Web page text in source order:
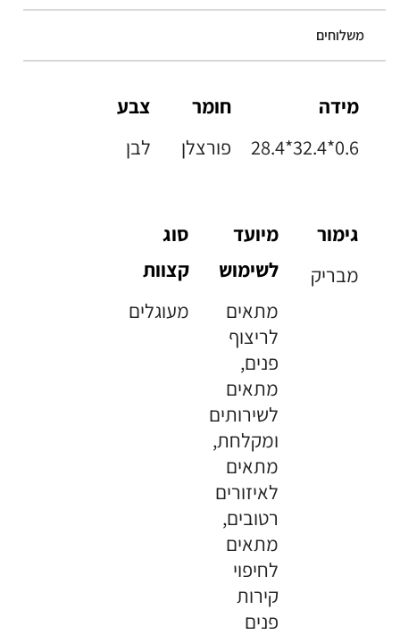
משלוחים
מידה
28.4*32.4*0.6
חומר
פורצלן
צבע
לבן
גימור
מבריק
מיועד
לשימוש
מתאים
לריצוף
פנים,
מתאים
לשירותים
ומקלחת,
מתאים
לאיזורים
רטובים,
מתאים
לחיפוי
קירות
פנים
סוג
קצוות
מעוגלים